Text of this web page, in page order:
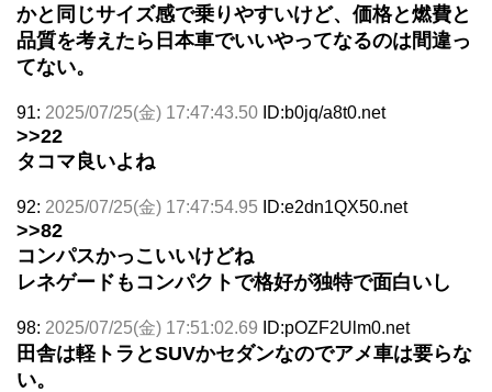
かと同じサイズ感で乗りやすいけど、価格と燃費と
品質を考えたら日本車でいいやってなるのは間違っ
てない。
91: 2025/07/25(金) 17:47:43.50 ID:b0jq/a8t0.net
>>22
タコマ良いよね
92: 2025/07/25(金) 17:47:54.95 ID:e2dn1QX50.net
>>82
コンパスかっこいいけどね
レネゲードもコンパクトで格好が独特で面白いし
98: 2025/07/25(金) 17:51:02.69 ID:pOZF2Ulm0.net
田舎は軽トラとSUVかセダンなのでアメ車は要らな
い。